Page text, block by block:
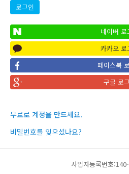
로그인
네이버 로
카카오 로
페이스북
구글 로
무료로 계정을 만드세요.
비밀번호를 잊으셨나요?
사업자등록번호